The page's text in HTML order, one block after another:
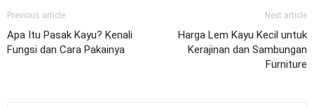
Previous article
Apa Itu Pasak Kayu? Kenali
Fungsi dan Cara Pakainya
Next article
Harga Lem Kayu Kecil untuk
Kerajinan dan Sambungan
Furniture